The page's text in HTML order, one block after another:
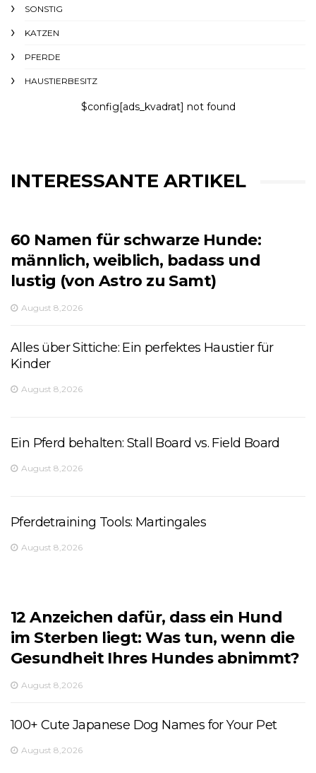
SONSTIG
KATZEN
PFERDE
HAUSTIERBESITZ
$config[ads_kvadrat] not found
INTERESSANTE ARTIKEL
60 Namen für schwarze Hunde:
männlich, weiblich, badass und
lustig (von Astro zu Samt)
August 8,2026
Alles über Sittiche: Ein perfektes Haustier für
Kinder
August 8,2026
Ein Pferd behalten: Stall Board vs. Field Board
August 8,2026
Pferdetraining Tools: Martingales
August 8,2026
12 Anzeichen dafür, dass ein Hund
im Sterben liegt: Was tun, wenn die
Gesundheit Ihres Hundes abnimmt?
August 8,2026
100+ Cute Japanese Dog Names for Your Pet
August 8,2026